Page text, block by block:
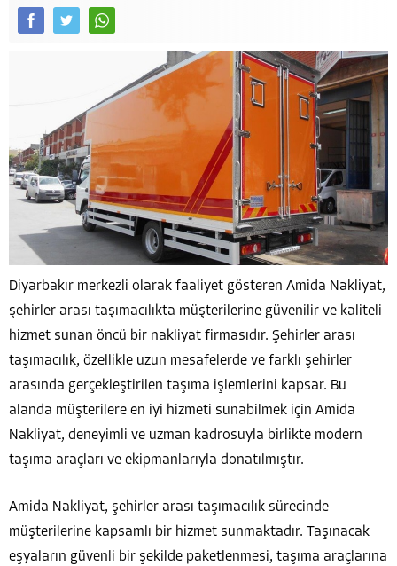
Diyarbakır merkezli olarak faaliyet gösteren Amida Nakliyat,
şehirler arası taşımacılıkta müşterilerine güvenilir ve kaliteli
hizmet sunan öncü bir nakliyat firmasıdır. Şehirler arası
taşımacılık, özellikle uzun mesafelerde ve farklı şehirler
arasında gerçekleştirilen taşıma işlemlerini kapsar. Bu
alanda müşterilere en iyi hizmeti sunabilmek için Amida
Nakliyat, deneyimli ve uzman kadrosuyla birlikte modern
taşıma araçları ve ekipmanlarıyla donatılmıştır.
Amida Nakliyat, şehirler arası taşımacılık sürecinde
müşterilerine kapsamlı bir hizmet sunmaktadır. Taşınacak
eşyaların güvenli bir şekilde paketlenmesi, taşıma araçlarına